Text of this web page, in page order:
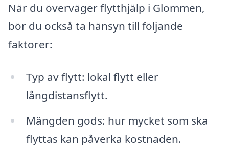
När du överväger flytthjälp i Glommen,
bör du också ta hänsyn till följande
faktorer:
Typ av flytt: lokal flytt eller
långdistansflytt.
Mängden gods: hur mycket som ska
flyttas kan påverka kostnaden.